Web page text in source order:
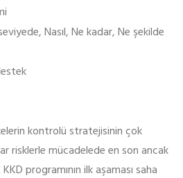
Nasıl, Ne kadar, Ne şekilde
kontrolü stratejisinin çok
risklerle mücadelede en son ancak
programının ilk aşaması saha